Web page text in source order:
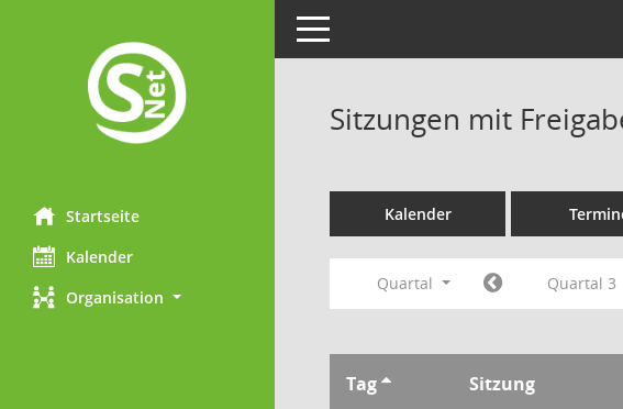
Startseite
Kalender
Organisation
Toggle navigation
Sitzungen mit
Kalender
Quartal Quartal 3
Tag Sitzung